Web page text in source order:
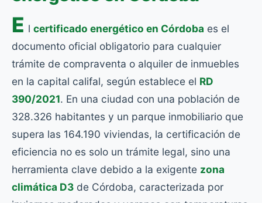
E l certificado energético en Córdoba es el
documento oficial obligatorio para cualquier
trámite de compraventa o alquiler de inmuebles
en la capital califal, según establece el RD
390/2021. En una ciudad con una población de
328.326 habitantes y un parque inmobiliario que
supera las 164.190 viviendas, la certificación de
eficiencia no es solo un trámite legal, sino una
herramienta clave debido a la exigente zona
climática D3 de Córdoba, caracterizada por